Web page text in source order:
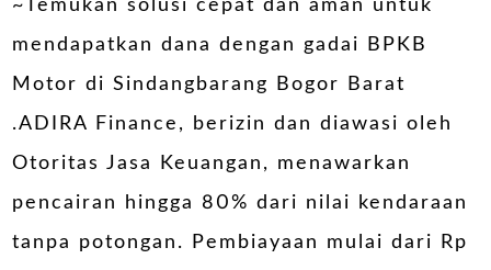
~Temukan solusi cepat dan aman untuk
mendapatkan dana dengan gadai BPKB
Motor di Sindangbarang Bogor Barat
.ADIRA Finance, berizin dan diawasi oleh
Otoritas Jasa Keuangan, menawarkan
pencairan hingga 80% dari nilai kendaraan
tanpa potongan. Pembiayaan mulai dari Rp